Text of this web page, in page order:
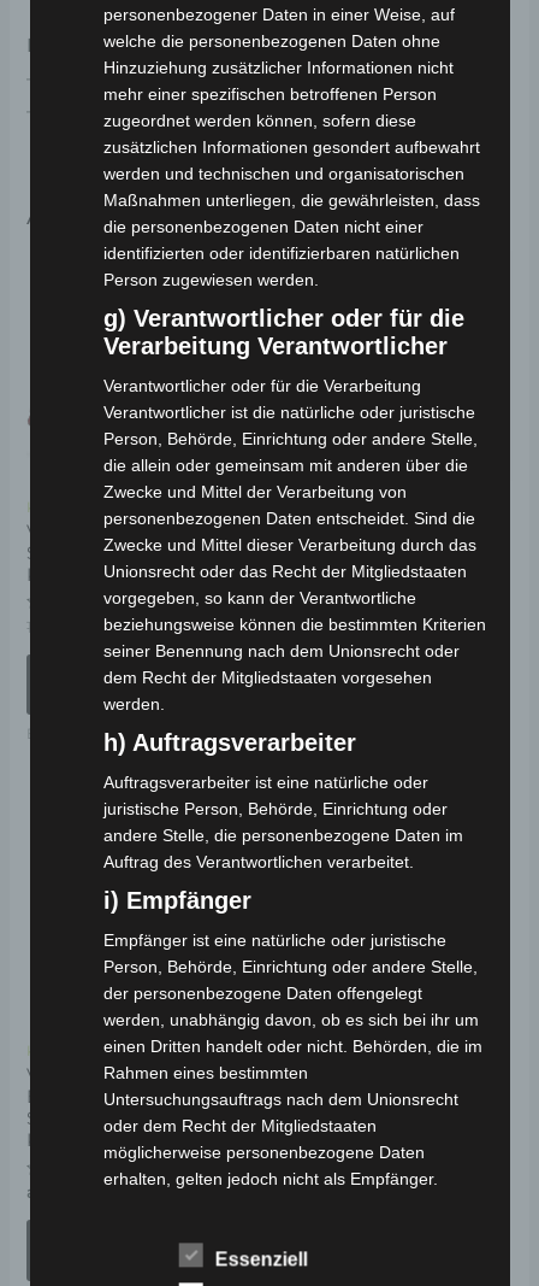
Hilfreiche Links:
–
Garantiebedingungen für Elektro-Kleinfahrzeuge
–
Qualität und Transparenz
Ähnliche Produkte
Angebot!
Kostenloser Versand
Angebot!
VOLTA VM4 ELEKTRO-
SENIORENMOBIL 25
KM/H
Bewertet
mit
0
1.490,00 €
Ursprünglicher
Preis
1.490,00 €
1.341,00€
Aktueller
Preis
1.341,00 €.
*
AUSFÜHRUNG
Dieses
weist
Varianten
Die
Optionen
können
auf
der
Produktseite
gewählt
werden
Elektro-Fahrzeuge
Angebot!
Kostenloser Versand
Angebot!
AMOTO BBEC ELEKTRO-
ROLLER 35 KM/H
Bewertet
0
von
5
890,00€
Ursprünglicher
890,00 €
801,00€
Aktueller
801,00 €.
IN DEN WARENKORB
Elektro-Fahrzeuge
Angebot!
Kostenloser Versand
Angebot!
VIGOROUS VISTA 4
ELEKTRO-
SENIORENMOBIL 25
KM/H
Bewertet
0
ab
Dieses
Produkt
weist
Varianten
auf.
Die
Optionen
können
auf
der
Produktseite
personenbezogener Daten in einer Weise, auf
welche die personenbezogenen Daten ohne
Hinzuziehung zusätzlicher Informationen nicht
mehr einer spezifischen betroffenen Person
zugeordnet werden können, sofern diese
zusätzlichen Informationen gesondert aufbewahrt
werden und technischen und organisatorischen
Maßnahmen unterliegen, die gewährleisten, dass
die personenbezogenen Daten nicht einer
identifizierten oder identifizierbaren natürlichen
Person zugewiesen werden.
g) Verantwortlicher oder für die
Verarbeitung Verantwortlicher
Verantwortlicher oder für die Verarbeitung
Verantwortlicher ist die natürliche oder juristische
Person, Behörde, Einrichtung oder andere Stelle,
die allein oder gemeinsam mit anderen über die
Zwecke und Mittel der Verarbeitung von
personenbezogenen Daten entscheidet. Sind die
Zwecke und Mittel dieser Verarbeitung durch das
Unionsrecht oder das Recht der Mitgliedstaaten
vorgegeben, so kann der Verantwortliche
beziehungsweise können die bestimmten Kriterien
seiner Benennung nach dem Unionsrecht oder
dem Recht der Mitgliedstaaten vorgesehen
werden.
h) Auftragsverarbeiter
Auftragsverarbeiter ist eine natürliche oder
juristische Person, Behörde, Einrichtung oder
andere Stelle, die personenbezogene Daten im
Auftrag des Verantwortlichen verarbeitet.
i) Empfänger
Empfänger ist eine natürliche oder juristische
Person, Behörde, Einrichtung oder andere Stelle,
der personenbezogene Daten offengelegt
werden, unabhängig davon, ob es sich bei ihr um
einen Dritten handelt oder nicht. Behörden, die im
Rahmen eines bestimmten
Untersuchungsauftrags nach dem Unionsrecht
oder dem Recht der Mitgliedstaaten
möglicherweise personenbezogene Daten
erhalten, gelten jedoch nicht als Empfänger.
Dritter ist eine natürliche oder juristische Person,
Essenziell